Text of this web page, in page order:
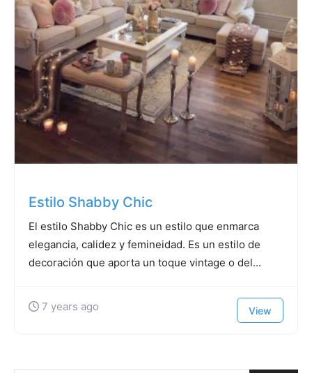
Estilo Shabby Chic
El estilo Shabby Chic es un estilo que enmarca
elegancia, calidez y femineidad. Es un estilo de
decoración que aporta un toque vintage o del...
7 years ago View